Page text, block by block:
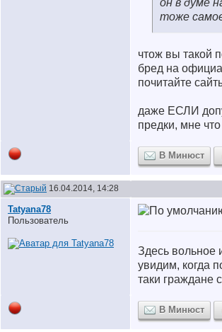
он в думе
тоже
чтож вы такой
бред на
почитайте
даже ЕСЛИ
предки, мне
В Минюст
16.04.2014, 14:28
Tatyana78
Пользователь
Здесь вольное
увидим, когда
таки граждане
В Минюст